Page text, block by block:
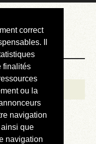
correct
Il
finalités
ou la
navigation
que
navigation